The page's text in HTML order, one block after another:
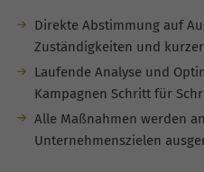
Direkte Abstimmung auf
Zuständigkeiten und
Laufende Analyse und
Kampagnen Schritt für
Alle Maßnahmen werden
Unternehmenszielen